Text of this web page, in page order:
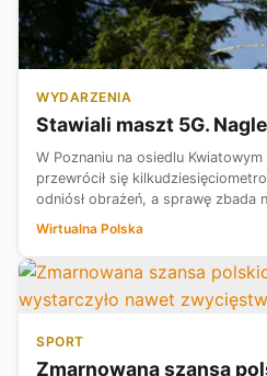
WYDARZENIA
Stawiali maszt 5G.
W Poznaniu na osiedlu
przewrócił się
odniósł obrażeń, a sprawę zbada
Wirtualna Polska
SPORT
Zmarnowana szansa